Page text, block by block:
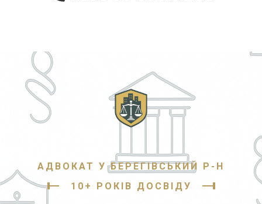
АДВОКАТ У БЕРЕГІВСЬКИЙ Р-Н
10+ РОКІВ ДОСВІДУ